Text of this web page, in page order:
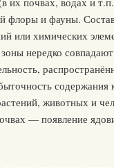
флоры и фауны.
или химических
нередко
содержания
животных и
— появление